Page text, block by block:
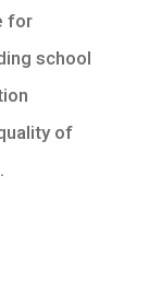
for
school
of